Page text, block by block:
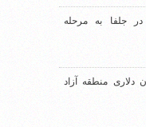
در جلفا به مرحله
میلیون دلاری منطقه آزاد